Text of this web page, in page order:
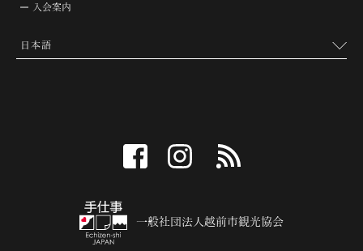
入会案内
facebook instagram
一般社団法人越前市観光協会